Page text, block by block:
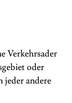
Verkehrsader
oder
jeder andere